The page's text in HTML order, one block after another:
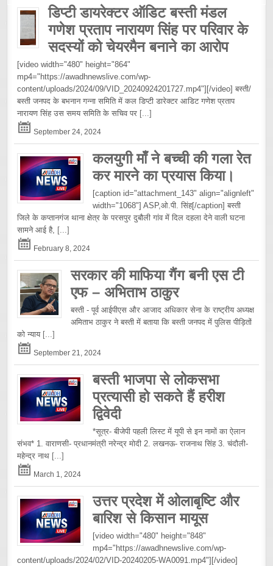
डिप्टी डायरेक्टर ऑडिट बस्ती मंडल
गणेश प्रताप नारायण सिंह पर परिवार के
सदस्यों को चेयरमैन बनाने का आरोप
[video width="480" height="864"
mp4="https://awadhnewslive.com/wp-
content/uploads/2024/09/VID_20240924201727.mp4"][/video] बस्ती/
बस्ती जनपद के बभनान गन्ना समिति में कल डिप्टी डारेक्टर आडिट गणेश प्रताप
नारायण सिंह उस समय समिति के सचिव पर [...]
September 24, 2024
कलयुगी माँ ने बच्ची की गला रेत
कर मारने का प्रयास किया।
[caption id="attachment_143" align="alignleft"
width="1068"] ASP,ओ.पी. सिंह[/caption] बस्ती
जिले के कप्तानगंज थाना क्षेत्र के परसपुर दुबौली गांव में दिल दहला देने वाली घटना
सामने आई है, [...]
February 8, 2024
सरकार की माफिया गैंग बनी एस टी
एफ – अभिताभ ठाकुर
बस्ती - पूर्व आईपीएस और आजाद अधिकार सेना के राष्ट्रीय अध्यक्ष
अमिताभ ठाकुर ने बस्ती में बताया कि बस्ती जनपद में पुलिस पीड़ितों
को न्याय [...]
September 21, 2024
बस्ती भाजपा से लोकसभा
प्रत्यासी हो सकते हैं हरीश
द्विवेदी
*सूत्र- बीजेपी पहली लिस्ट में यूपी से इन नामों का ऐलान
संभव* 1. वाराणसी- प्रधानमंत्री नरेन्द्र मोदी 2. लखनऊ- राजनाथ सिंह 3. चंदौली-
महेन्द्र नाथ [...]
March 1, 2024
उत्तर प्रदेश में ओलाबृष्टि और
बारिश से किसान मायूस
[video width="480" height="848"
mp4="https://awadhnewslive.com/wp-
content/uploads/2024/02/VID-20240205-WA0091.mp4"][/video]